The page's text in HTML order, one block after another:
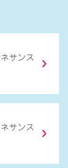
サンス
サンス